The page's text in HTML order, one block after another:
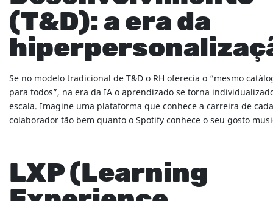
(T&D): a era da
Se no modelo tradicional de T&D o RH oferecia o “mesmo
para todos”, na era da IA o aprendizado se torna
escala. Imagine uma plataforma que conhece a carreira de cada
colaborador tão bem quanto o Spotify conhece o seu gosto
LXP (Learning